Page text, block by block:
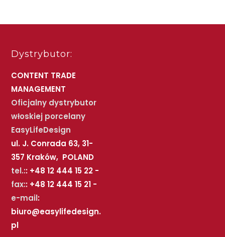
Dystrybutor:
CONTENT TRADE
MANAGEMENT
Oficjalny dystrybutor
włoskiej porcelany
EasyLifeDesign
ul. J. Conrada 63, 31-
357 Kraków, POLAND
tel.:: +48 12 444 15 22 -
fax:: +48 12 444 15 21 -
e-mail:
biuro@easylifedesign.
pl